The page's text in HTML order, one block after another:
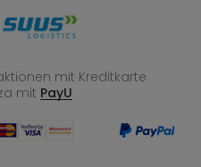
mit Kreditkarte
mit PayU